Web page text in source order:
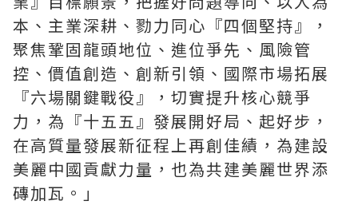
本、主業深耕、勠力同心『四個堅持』，
聚焦鞏固龍頭地位、進位爭先、風險管
控、價值創造、創新引領、國際市場拓展
『六場關鍵戰役』，切實提升核心競爭
力，為『十五五』發展開好局、起好步，
在高質量發展新征程上再創佳績，為建設
美麗中國貢獻力量，也為共建美麗世界添
磚加瓦。」